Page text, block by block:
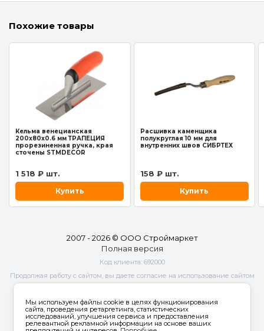
Похожие товары
Кельма венецианская
200х80х0.6 мм ТРАПЕЦИЯ
прорезиненная ручка, края
сточены STMDECOR
1 518 ₽ шт.
Купить
Расшивка каменщика
полукруглая 10 мм для
внутренних швов СИБРТЕХ
158 ₽ шт.
Купить
2007 - 2026 © ООО Строймаркет
Полная версия
Код клиента: 692000
Продолжая работу с сайтом, вы даете согласие на использование сайтом
cookies иобработку персональных данныхв целях функционирования
улучшения сервиса и предоставления релевантной рекламной
информации на основе ваших предпочтений и интересов.
Мы используем файлы cookie в целях функционирования
сайта, проведения ретаргетинга, статистических
исследований, улучшения сервиса и предоставления
релевантной рекламной информации на основе ваших